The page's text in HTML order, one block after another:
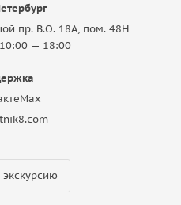
пр. В.О. 18A, пом. 48Н
— 18:00
Max